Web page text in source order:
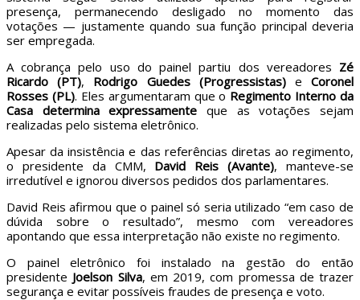
presença, permanecendo desligado no momento das
votações — justamente quando sua função principal deveria
ser empregada.
A cobrança pelo uso do painel partiu dos vereadores Zé
Ricardo (PT), Rodrigo Guedes (Progressistas)eCoronel
Rosses (PL). Eles argumentaram que o Regimento Interno da
Casa determina expressamente que as votações sejam
realizadas pelo sistema eletrônico.
Apesar da insistência e das referências diretas ao regimento,
o presidente da CMM, David Reis (Avante), manteve-se
irredutível e ignorou diversos pedidos dos parlamentares.
David Reis afirmou que o painel só seria utilizado “em caso de
dúvida sobre o resultado”, mesmo com vereadores
apontando que essa interpretação não existe no regimento.
O painel eletrônico foi instalado na gestão do então
presidente Joelson Silva, em 2019, com promessa de trazer
segurança e evitar possíveis fraudes de presença e voto.